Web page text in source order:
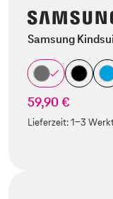
Samsung
59,90 €
Lieferzeit:1-3